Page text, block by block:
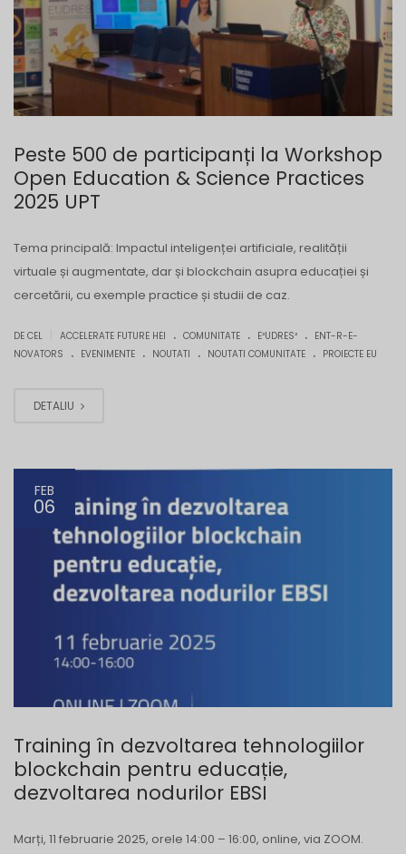
Peste 500 de participanți la Workshop
Open Education & Science Practices
2025 UPT
Tema principală: Impactul inteligenței artificiale, realității
virtuale și augmentate, dar și blockchain asupra educației și
cercetării, cu exemple practice și studii de caz.
DE CEL ACCELERATE FUTURE HEI . COMUNITATE . E³UDRES² . ENT-R-E-
NOVATORS
. EVENIMENTE . NOUTATI . NOUTATI COMUNITATE . PROIECTE EU
DETALIU
FEB
06
Training în dezvoltarea tehnologiilor
blockchain pentru educație,
dezvoltarea nodurilor EBSI
Marți, 11 februarie 2025, orele 14:00 – 16:00, online, via ZOOM.